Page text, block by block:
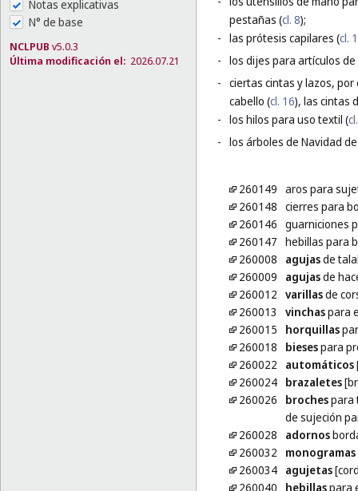
Notas explicativas
N° de base
NCLPUB v5.0.3
Última modificación el: 2026.07.21
pestañas (cl. 8);
- las prótesis capilares (cl.
- los dijes para artículos
- ciertas cintas y lazos,
cabello (cl. 16), las cintas
- los hilos para uso textil (
- los árboles de Navidad
260149 aros para
260148 cierres para
260146 guarniciones
260147 hebillas para
260008
agujasde
260009
agujasde
260012 varillasde
260013
vinchaspara
260015
horquillas
260018
biesespara
260022
automáticos
260024 brazaletes
260026
brochespara
de sujeción
260028
adornos
260032
monogramas
260034 agujetas
260040
hebillaspara